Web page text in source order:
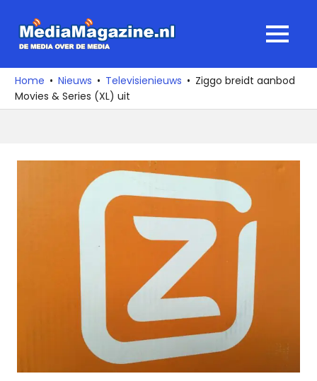
naar
media
over
de
MENU
Home Nieuws Televisienieuws
Ziggo breidt aanbod
Movies & Series (XL) uit